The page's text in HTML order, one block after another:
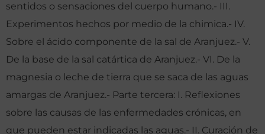
sentidos o sensaciones del cuerpo humano.- III.
Experimentos hechos por medio de la chimica.- IV.
Sobre el ácido componente de la sal de Aranjuez.- V.
De la base de la sal catártica de Aranjuez.- VI. De la
magnesia o leche de tierra que se saca de las aguas
amargas de Aranjuez.- Parte tercera: I. Reflexiones
sobre las causas de las enfermedades crónicas, en
que pueden estar indicadas las aguas.- II. Curación de